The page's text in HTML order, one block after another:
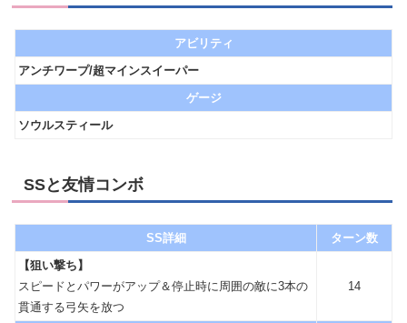
アビリティ
アンチワープ/超マインスイーパー
ゲージ
ソウルスティール
SSと友情コンボ
SS詳細
ターン数
【狙い撃ち】
スピードとパワーがアップ＆停止時に周囲の敵に3本の
貫通する弓矢を放つ
14